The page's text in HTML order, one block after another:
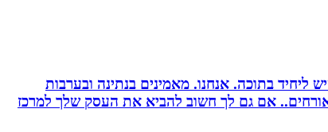
בתוכה. אנחנו. מאמינים בנתינה ובערבות
אם גם לך חשוב להביא את העסק שלך למרכז